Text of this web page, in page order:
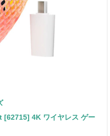
4K ワイヤレス ゲー